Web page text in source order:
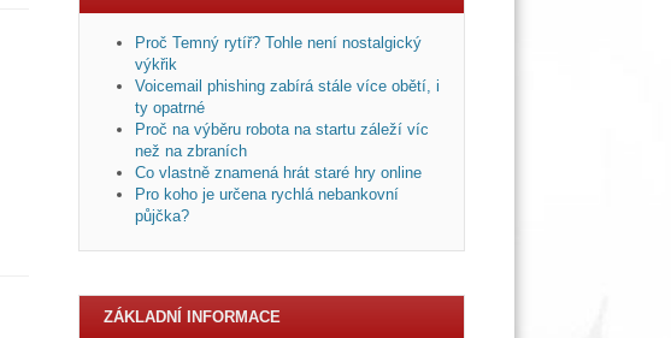
Proč Temný rytíř? Tohle není nostalgický
výkřik
Voicemail phishing zabírá stále více obětí, i
ty opatrné
Proč na výběru robota na startu záleží víc
než na zbraních
Co vlastně znamená hrát staré hry online
Pro koho je určena rychlá nebankovní
půjčka?
ZÁKLADNÍ INFORMACE